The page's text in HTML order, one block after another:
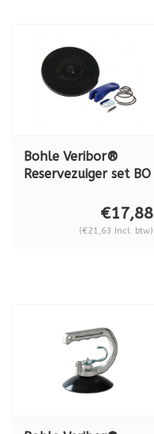
Bohle Veribor®
Reservezuiger set BO
zuignappen
€17,88
(€21,63 Incl. btw)